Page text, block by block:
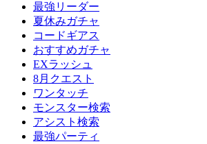
最強リーダー
夏休みガチャ
コードギアス
おすすめガチャ
EXラッシュ
8月クエスト
ワンタッチ
モンスター検索
アシスト検索
最強パーティ